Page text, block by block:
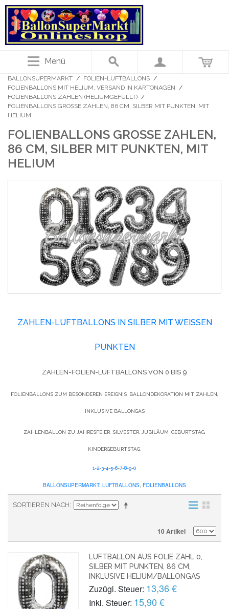
Menü
BALLONSUPERMARKT / FOLIEN-LUFTBALLONS /
FOLIENBALLONS MIT HELIUM. VERSAND IN KARTONAGEN /
FOLIENBALLONS ZAHLEN (HELIUMGEFÜLLT) /
FOLIENBALLONS GROSSE ZAHLEN, 86 CM, SILBER MIT PUNKTEN, MIT H
ELIUM
FOLIENBALLONS GROSSE ZAHLEN, 8
6 CM, SILBER MIT PUNKTEN, MIT H
ELIUM
ZAHLEN-LUFTBALLONS IN SILBER MIT WEISSEN P
UNKTEN
ZAHLEN-FOLIEN-LUFTBALLONS VON 0 BIS 9
FOLIENBALLONS ZUM BESONDEREN EREIGNIS, BALLONDEKORATION MIT ZAHLEN,
INKLUSIVE BALLONGAS
ZAHLENBALLON ZU JAHRESFEIER, SILVESTER, JUBILÄUM, GEBURTSTAG,
KINDERGEBURTSTAG.
1-2-3-4-5-6-7-8-9-0
BALLONSUPERMARKT: LUFTBALLONS, FOLIENBALLONS
SORTIEREN NACH
10 Artikel
LUFTBALLON AUS FOLIE ZAHL 0,
SILBER MIT PUNKTEN, 86 CM,
INKLUSIVE HELIUM/BALLONGAS
Zuzügl. Steuer: 13,36 €
Inkl. Steuer: 15,90 €